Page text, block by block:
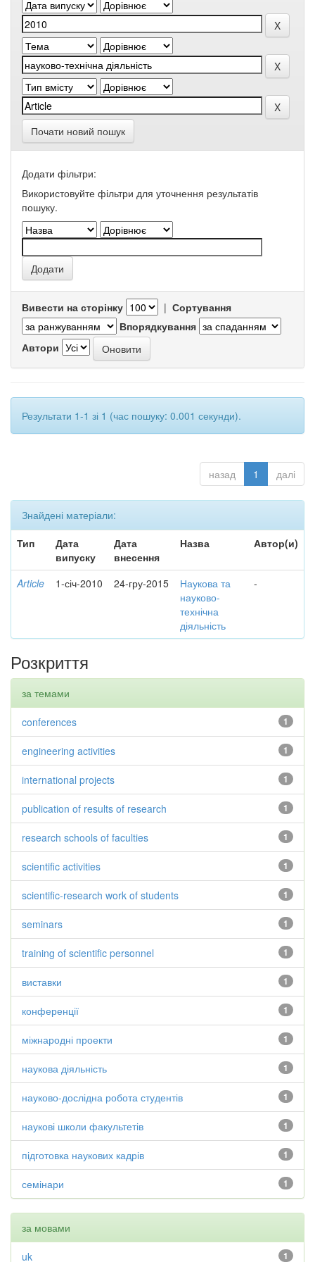
Почати новий пошук
Додати фільтри:
Використовуйте фільтри для уточнення результатів
пошуку.
Вивести на сторінку | Сортування
Впорядкування
Автори
Результати 1-1 зі 1 (час пошуку: 0.001 секунди).
назад 1 далі
Знайдені матеріали:
Тип
Дата
випуску
Дата
внесення
Назва Автор(и)
Article 1-січ-2010 24-гру-2015
Наукова та
науково-
технічна
діяльність
-
Розкриття
за темами
1
conferences
1
engineering activities
1
international projects
1
publication of results of research
1
research schools of faculties
1
scientific activities
1
scientific-research work of students
1
seminars
1
training of scientific personnel
1
виставки
1
конференції
1
міжнародні проекти
1
наукова діяльність
1
науково-дослідна робота студентів
1
наукові школи факультетів
1
підготовка наукових кадрів
1
семінари
за мовами
1
uk